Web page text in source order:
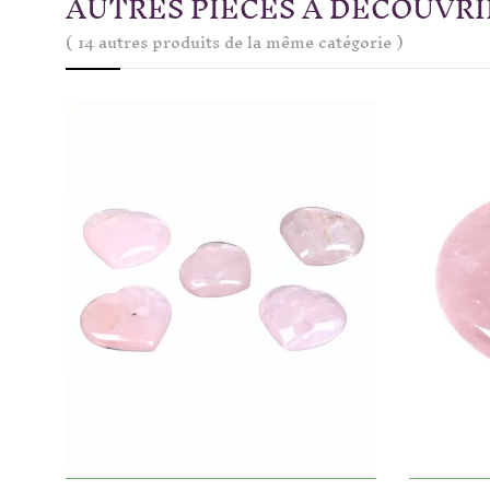
( 14 autres produits de la même catégorie )